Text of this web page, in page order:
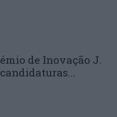
de Inovação J.